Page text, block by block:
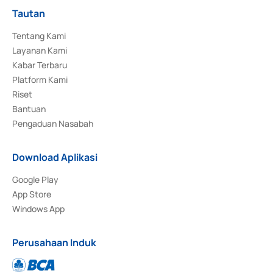
Tautan
Tentang Kami
Layanan Kami
Kabar Terbaru
Platform Kami
Riset
Bantuan
Pengaduan Nasabah
Download Aplikasi
Google Play
App Store
Windows App
Perusahaan Induk